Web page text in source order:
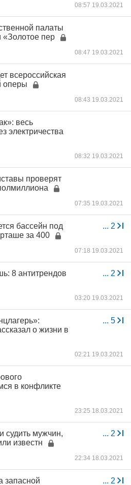
08:57 19.03.2021
палаты
«Золотое пер
08:47 19.03.2021
всероссийская
оперы
08:43 19.03.2021
весь
электричества
08:32 19.03.2021
проверят
07:35 19.03.2021
... 2
бассейн под
за 400
07:18 19.03.2021
... 2
8 антитрендов
03:20 19.03.2021
... 5
о жизни в
02:21 19.03.2021
в конфликте
23:25 18.03.2021
... 2
судить мужчин,
известн
22:34 18.03.2021
... 2
запасной